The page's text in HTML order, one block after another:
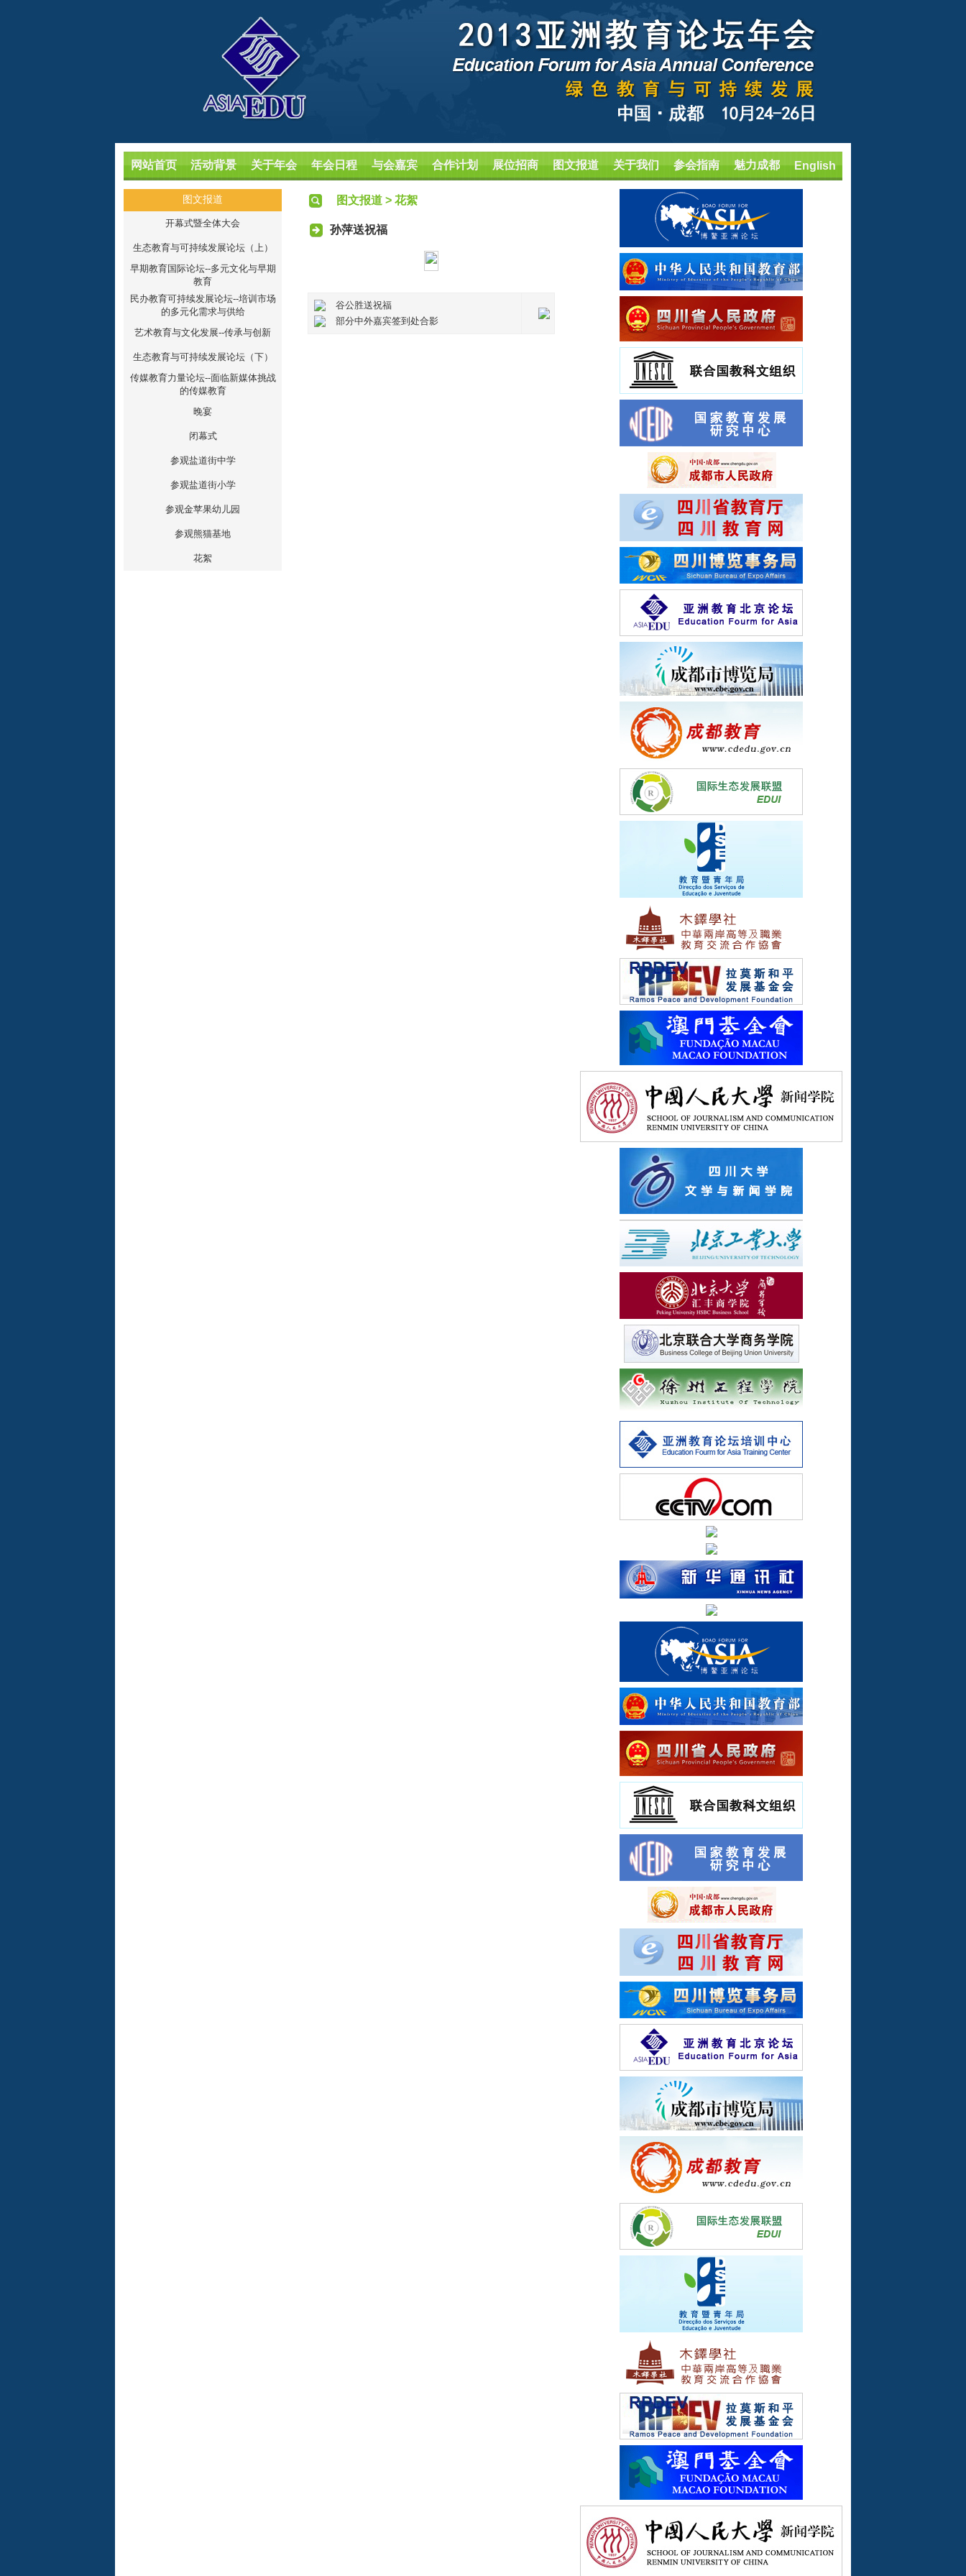
网站首页 活动背景 关于年会 年会日程 与会嘉宾 合作计划 展位招商 图文报道 关于我们 参会指南 魅力成都 English
图文报道
开幕式暨全体大会
生态教育与可持续发展论坛（上）
早期教育国际论坛--多元文化与早期
教育
民办教育可持续发展论坛--培训市场
的多元化需求与供给
艺术教育与文化发展--传承与创新
生态教育与可持续发展论坛（下）
传媒教育力量论坛--面临新媒体挑战
的传媒教育
晚宴
闭幕式
参观盐道街中学
参观盐道街小学
参观金苹果幼儿园
参观熊猫基地
花絮
图文报道 > 花絮
孙萍送祝福
谷公胜送祝福
部分中外嘉宾签到处合影